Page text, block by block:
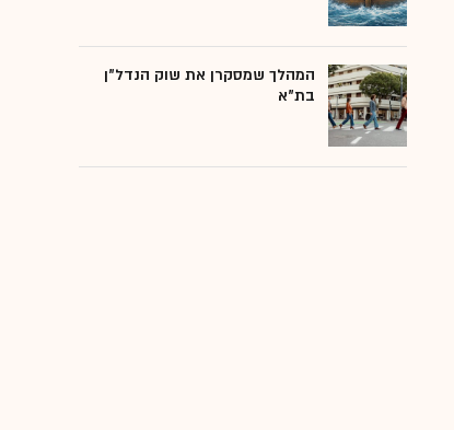
המהלך שמסקרן את שוק הנדל"ן
בת"א